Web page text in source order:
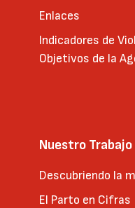
Enlaces
Indicadores de
Objetivos de la
Nuestro Trabajo
Descubriendo la
El Parto en Cifras